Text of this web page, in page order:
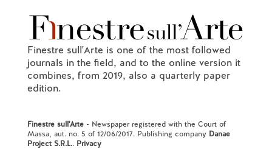
Finestre sull'Arte is one of the most followed
journals in the field, and to the online version it
combines, from 2019, also a quarterly paper
edition.
Finestre sull'Arte- Newspaper registered with the Court of
Massa, aut. no. 5 of 12/06/2017. Publishing company Danae
Project S.R.L.. Privacy